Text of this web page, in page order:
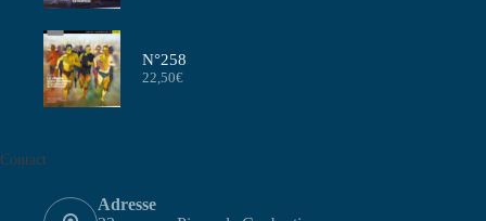
N°258
22,50€
Contact
Adresse